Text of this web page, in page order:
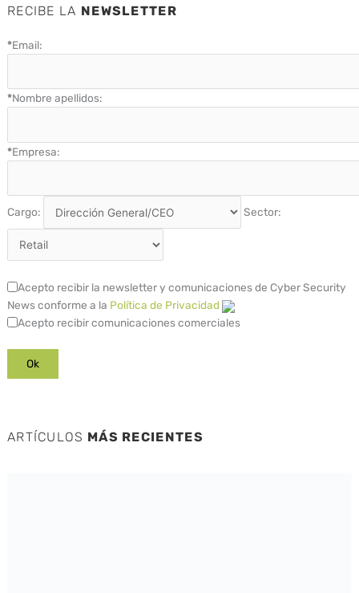
RECIBE LA NEWSLETTER
*Email:
*Nombre apellidos:
*Empresa:
Cargo: Sector:
Acepto recibir la newsletter y comunicaciones de Cyber Security
News conforme a la Política de Privacidad
Acepto recibir comunicaciones comerciales
ARTÍCULOS MÁS RECIENTES